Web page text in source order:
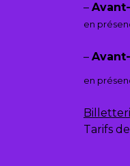
–
en
–
en
Tarifs